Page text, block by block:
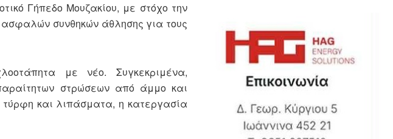
Γήπεδο Μουζακίου, με στόχο την
ασφαλών συνθηκών άθλησης για τους
με νέο. Συγκεκριμένα,
στρώσεων από άμμο και
και λιπάσματα, η κατεργασία